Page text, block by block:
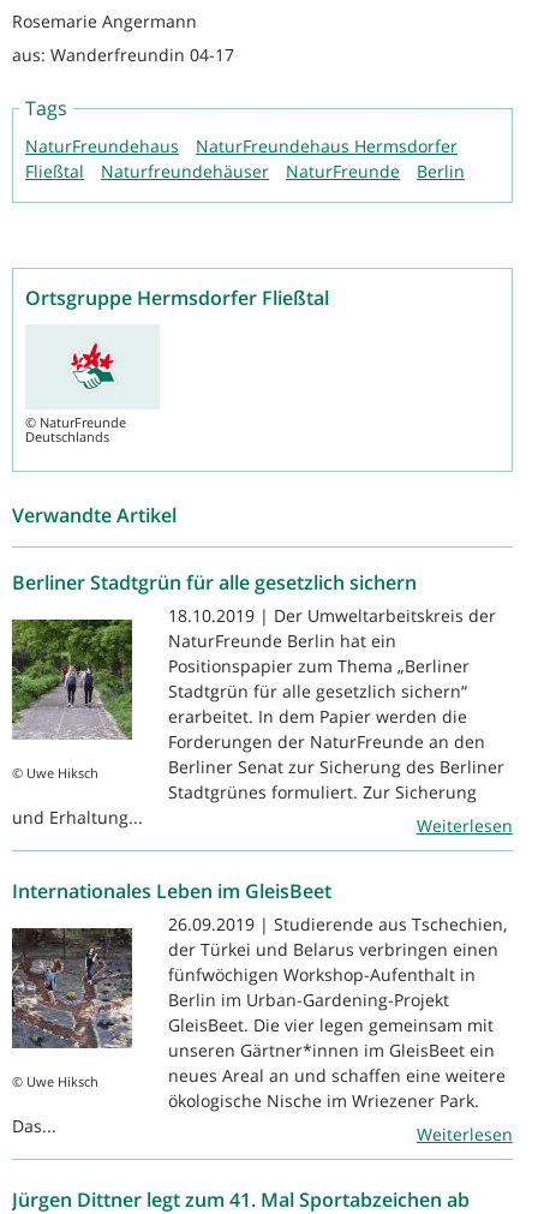
Rosemarie Angermann
aus: Wanderfreundin 04-17
Tags
NaturFreundehaus
NaturFreundehaus Hermsdorfer
Fließtal
Naturfreundehäuser NaturFreunde Berlin
Ortsgruppe Hermsdorfer Fließtal
© NaturFreunde
Deutschlands
Verwandte Artikel
Berliner Stadtgrün für alle gesetzlich sichern
© Uwe Hiksch
18.10.2019 | Der Umweltarbeitskreis der
NaturFreunde Berlin hat ein
Positionspapier zum Thema „Berliner
Stadtgrün für alle gesetzlich sichern“
erarbeitet. In dem Papier werden die
Forderungen der NaturFreunde an den
Berliner Senat zur Sicherung des Berliner
Stadtgrünes formuliert. Zur Sicherung
und Erhaltung...
Weiterlesen
Internationales Leben im GleisBeet
© Uwe Hiksch
26.09.2019 | Studierende aus Tschechien,
der Türkei und Belarus verbringen einen
fünfwöchigen Workshop-Aufenthalt in
Berlin im Urban-Gardening-Projekt
GleisBeet. Die vier legen gemeinsam mit
unseren Gärtner*innen im GleisBeet ein
neues Areal an und schaffen eine weitere
ökologische Nische im Wriezener Park.
Das...
Weiterlesen
Jürgen Dittner legt zum 41. Mal Sportabzeichen ab